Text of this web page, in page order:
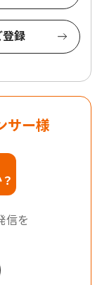
登録
サー様
信を